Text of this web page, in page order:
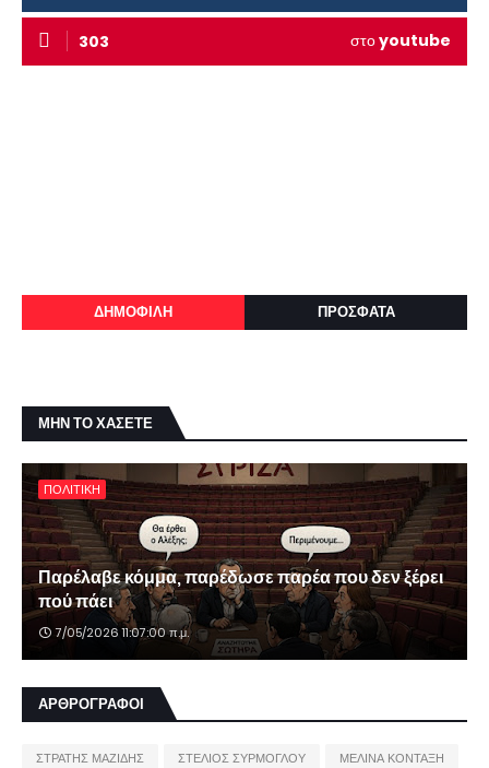
303 στοyoutube
ΔΗΜΟΦΙΛΗ ΠΡΟΣΦΑΤΑ
ΜΗΝ ΤΟ ΧΑΣΕΤΕ
ΠΟΛΙΤΙΚΗ
Παρέλαβε κόμμα, παρέδωσε παρέα που δεν ξέρει
πού πάει
7/05/2026 11:07:00 π.μ.
ΑΡΘΡΟΓΡΑΦΟΙ
ΣΤΡΑΤΗΣ ΜΑΖΙΔΗΣ ΣΤΕΛΙΟΣ ΣΥΡΜΟΓΛΟΥ
ΜΕΛΙΝΑ ΚΟΝΤΑΞΗ